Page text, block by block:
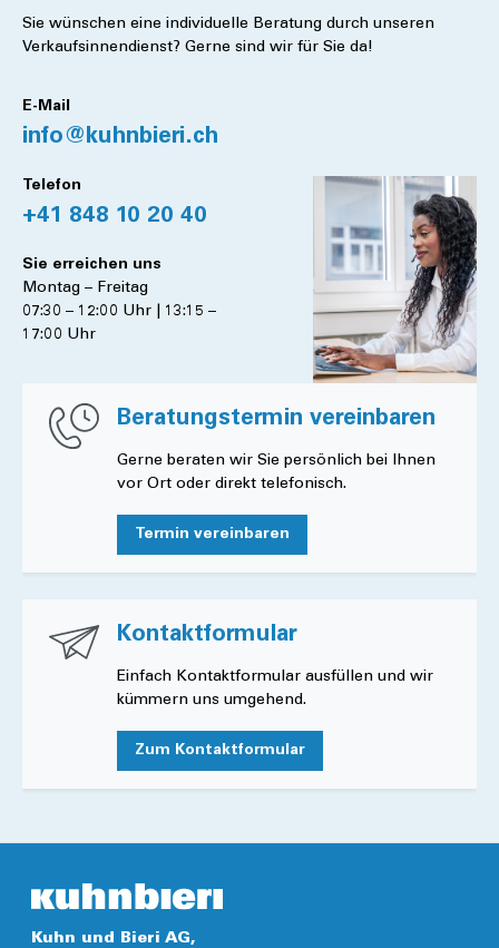
Sie wünschen eine individuelle Beratung durch unseren
Verkaufsinnendienst? Gerne sind wir für Sie da!
E-Mail
info@kuhnbieri.ch
Telefon
+41 848 10 20 40
Sie erreichen uns
Montag – Freitag
07:30 – 12:00 Uhr | 13:15 –
17:00 Uhr
Beratungstermin vereinbaren
Gerne beraten wir Sie persönlich bei Ihnen
vor Ort oder direkt telefonisch.
Termin vereinbaren
Kontaktformular
Einfach Kontaktformular ausfüllen und wir
kümmern uns umgehend.
Zum Kontaktformular
Kuhn und Bieri AG,